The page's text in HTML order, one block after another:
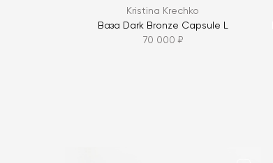
Kristina Krechko
Ваза Dark Bronze Capsule L
70 000 ₽